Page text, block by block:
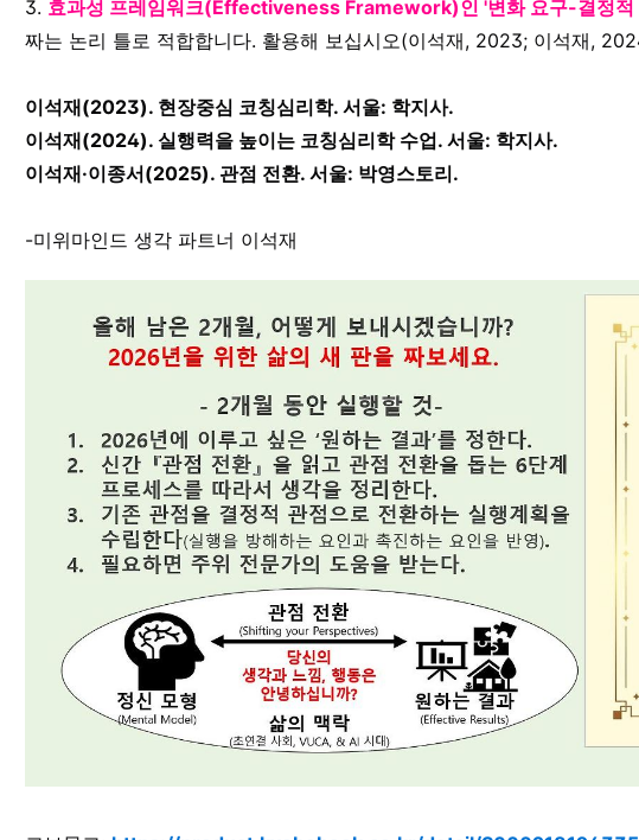
3. 효과성 프레임워크(Effectiveness Framework)인 '변화 요구-결정적
짜는 논리 틀로 적합합니다. 활용해 보십시오(이석재, 2023; 이석재,
이석재(2023). 현장중심 코칭심리학. 서울: 학지사.
이석재(2024). 실행력을 높이는 코칭심리학 수업. 서울: 학지사.
이석재·이종서(2025). 관점 전환. 서울: 박영스토리.
-미위마인드 생각 파트너 이석재